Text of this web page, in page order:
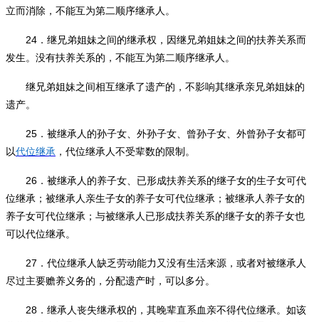
立而消除，不能互为第二顺序继承人。
24 ．继兄弟姐妹之间的继承权，因继兄弟姐妹之间的扶养关系而
发生。没有扶养关系的，不能互为第二顺序继承人。
继兄弟姐妹之间相互继承了遗产的，不影响其继承亲兄弟姐妹的
遗产。
25 ．被继承人的孙子女、外孙子女、曾孙子女、外曾孙子女都可
以代位继承 ，代位继承人不受辈数的限制。
26 ．被继承人的养子女、已形成扶养关系的继子女的生子女可代
位继承；被继承人亲生子女的养子女可代位继承；被继承人养子女的
养子女可代位继承；与被继承人已形成扶养关系的继子女的养子女也
可以代位继承。
27 ．代位继承人缺乏劳动能力又没有生活来源，或者对被继承人
尽过主要赡养义务的，分配遗产时，可以多分。
28 ．继承人丧失继承权的，其晚辈直系血亲不得代位继承。如该